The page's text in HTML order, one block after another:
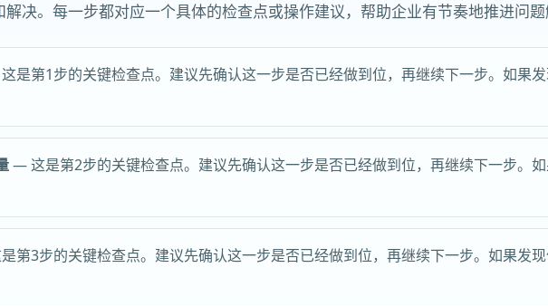
决。每一步都对应一个具体的检查点或操作建议，帮助企业有节奏地推进问题
是第1步的关键检查点。建议先确认这一步是否已经做到位，再继续下一步。如果
— 这是第2步的关键检查点。建议先确认这一步是否已经做到位，再继续下一步。
第3步的关键检查点。建议先确认这一步是否已经做到位，再继续下一步。如果发